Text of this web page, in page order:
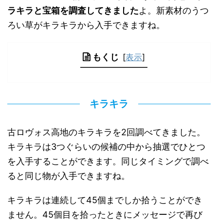
ラキラと宝箱を調査してきましたよ。新素材のうつ
ろい草がキラキラから入手できますね。
もくじ [表示]
キラキラ
古ロヴォス高地のキラキラを2回調べてきました。
キラキラは3つぐらいの候補の中から抽選でひとつ
を入手することができます。同じタイミングで調べ
ると同じ物が入手できますね。
キラキラは連続して45個までしか拾うことができ
ません。45個目を拾ったときにメッセージで再び